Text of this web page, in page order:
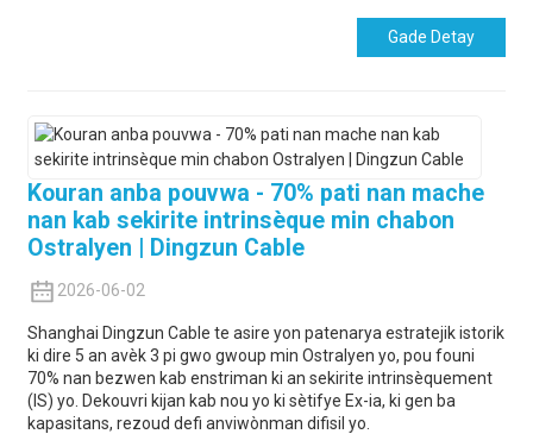
Gade Detay
Kouran anba pouvwa - 70% pati nan mache
nan kab sekirite intrinsèque min chabon
Ostralyen | Dingzun Cable
2026-06-02
Shanghai Dingzun Cable te asire yon patenarya estratejik istorik
ki dire 5 an avèk 3 pi gwo gwoup min Ostralyen yo, pou founi
70% nan bezwen kab enstriman ki an sekirite intrinsèquement
(IS) yo. Dekouvri kijan kab nou yo ki sètifye Ex-ia, ki gen ba
kapasitans, rezoud defi anviwònman difisil yo.